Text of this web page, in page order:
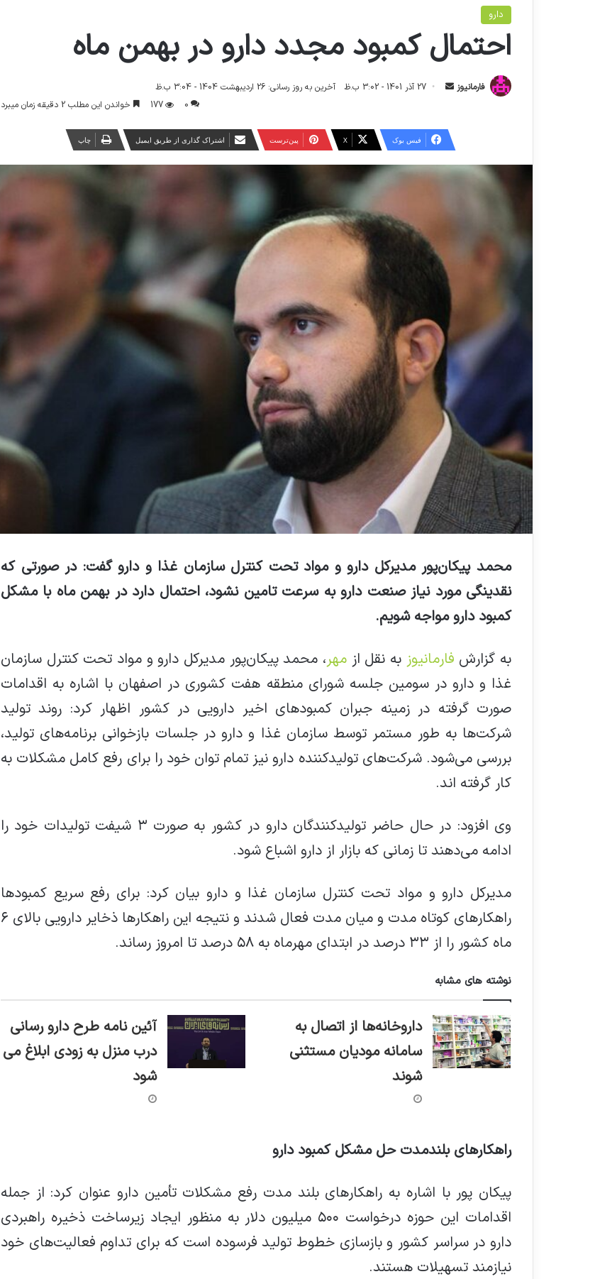
دارو
احتمال کمبود مجدد دارو در بهمن ماه
فارمانیوز
ا
27 آذر 1401 - 3:02 ب.ظ
آخرین به روز رسانی: 26 اردیبهشت 1404 - 3:04 ب.ظ
0
177 خواندن این مطلب 2 دقیقه زمان میبرد
فیس بوک X ‫پین‌ترست اشتراک گذاری از طریق ایمیل چاپ
محمد پیکان‌پور مدیرکل دارو و مواد تحت کنترل سازمان غذا و دارو گفت: در صورتی که
نقدینگی مورد نیاز صنعت دارو به سرعت تامین نشود، احتمال دارد در بهمن ماه با مشکل
کمبود دارو مواجه شویم.
به گزارش فارمانیوز به نقل از مهر، محمد پیکان‌پور مدیرکل دارو و مواد تحت کنترل سازمان
غذا و دارو در سومین جلسه شورای منطقه هفت کشوری در اصفهان با اشاره به اقدامات
صورت گرفته در زمینه جبران کمبودهای اخیر دارویی در کشور اظهار کرد: روند تولید
شرکت‌ها به طور مستمر توسط سازمان غذا و دارو در جلسات بازخوانی برنامه‌های تولید،
بررسی می‌شود. شرکت‌های تولیدکننده دارو نیز تمام توان خود را برای رفع کامل مشکلات به
کار گرفته اند.
وی افزود: در حال حاضر تولیدکنندگان دارو در کشور به صورت ۳ شیفت تولیدات خود را
ادامه می‌دهند تا زمانی که بازار از دارو اشباع شود.
مدیرکل دارو و مواد تحت کنترل سازمان غذا و دارو بیان کرد: برای رفع سریع کمبودها
راهکارهای کوتاه مدت و میان مدت فعال شدند و نتیجه این راهکارها ذخایر دارویی بالای ۶
ماه کشور را از ۳۳ درصد در ابتدای مهرماه به ۵۸ درصد تا امروز رساند.
نوشته های مشابه
داروخانه‌ها از اتصال به
سامانه مودیان مستثنی
شوند
آئین نامه طرح دارو رسانی
درب منزل به زودی ابلاغ می
شود
راهکارهای بلندمدت حل مشکل کمبود دارو
پیکان پور با اشاره به راهکارهای بلند مدت رفع مشکلات تأمین دارو عنوان کرد: از جمله
اقدامات این حوزه درخواست ۵۰۰ میلیون دلار به منظور ایجاد زیرساخت ذخیره راهبردی
دارو در سراسر کشور و بازسازی خطوط تولید فرسوده است که برای تداوم فعالیت‌های خود
نیازمند تسهیلات هستند.